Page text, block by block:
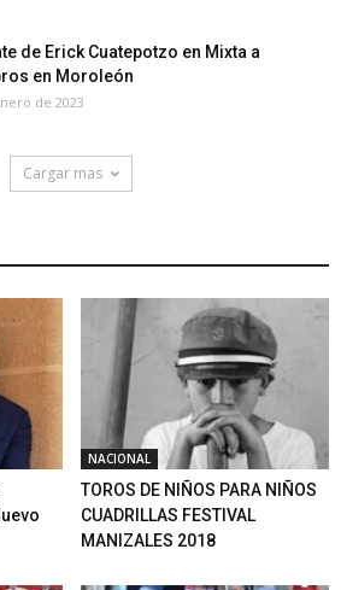
de Erick Cuatepotzo en Mixta a
en Moroleón
de 2023
Cargar mas
NACIONAL
TOROS DE NIÑOS PARA NIÑOS
CUADRILLAS FESTIVAL
MANIZALES 2018